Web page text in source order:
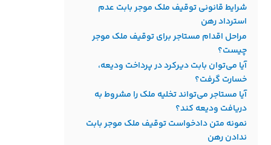
شرایط قانونی توقیف ملک موجر بابت عدم
استرداد رهن
مراحل اقدام مستاجر برای توقیف ملک موجر
چیست؟
آیا می‌توان بابت دیرکرد در پرداخت ودیعه،
خسارت گرفت؟
آیا مستاجر می‌تواند تخلیه ملک را مشروط به
دریافت ودیعه کند؟
نمونه متن دادخواست توقیف ملک موجر بابت
ندادن رهن